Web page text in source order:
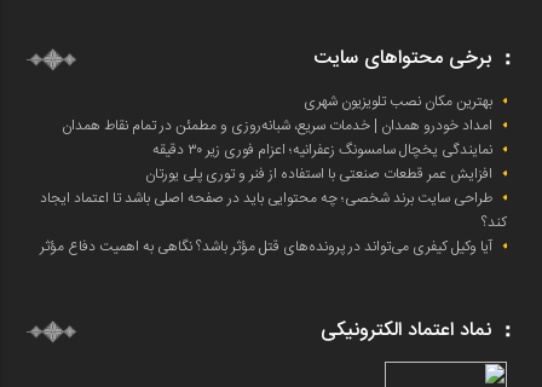
برخی محتواهای سایت
بهترین مکان نصب تلویزیون شهری
امداد خودرو همدان | خدمات سریع، شبانه‌روزی و مطمئن در تمام نقاط همدان
نمایندگی یخچال سامسونگ زعفرانیه؛ اعزام فوری زیر ۳۰ دقیقه
افزایش عمر قطعات صنعتی با استفاده از فنر و توری پلی یورتان
طراحی سایت برند شخصی؛ چه محتوایی باید در صفحه اصلی باشد تا اعتماد ایجاد
کند؟
آیا وکیل کیفری می‌تواند در پرونده‌های قتل مؤثر باشد؟ نگاهی به اهمیت دفاع مؤثر
نماد اعتماد الکترونیکی